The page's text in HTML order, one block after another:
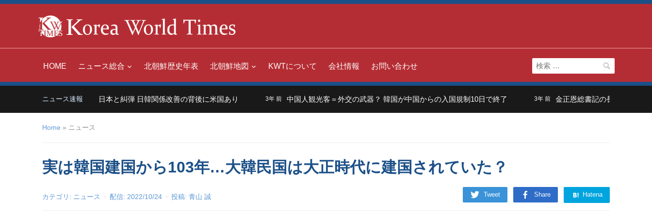
HOME ニュース総合 北朝鮮歴史年表 北朝鮮地図 KWTについて 会社情報 お問い合わせ
検
索:
ニュース速報
世界の嫌われ者」日本と糾弾 日韓関係改善の背後に米国あり 3年 前 中国人観光客＝外交の武器？ 韓国が中国からの入国規制10日で終了 3年 前 金正恩総書記の長男は「虚弱体質」？
Home » ニュース
実は韓国建国から103年…大韓民国は大正時代に建国されていた？
Tweet Share Hatena
カテゴリ: ニュース 配信: 2022/10/24 投稿: 青山 誠